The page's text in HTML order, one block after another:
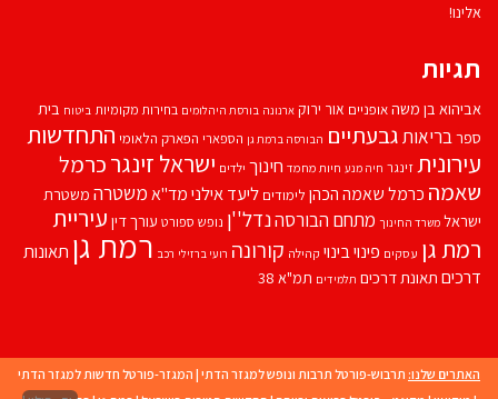
אלינו!
תגיות
אביהוא בן משהאופניים אור ירוק ארנונה בורסת היהלומים בחירות מקומיות ביטוח בית
ספרבריאותגבעתיים הבורסה ברמת גן הספארי הפארק הלאומי התחדשות
עירוניתזינגר חיה מנע חיות מחמד חינוך ילדים ישראל זינגרכרמל
שאמה כרמל שאמה הכהן לימודים ליעד אילנימד''אמשטרה משטרת
ישראל משרד החינוך מתחם הבורסהנדל''ן נופש ספורט עורך דין עיריית
רמת גן עסקים פינוי בינוי קהילה קורונה רועי ברזילי רכב רמת גן תאונות
דרכים תאונת דרכים תלמידים תמ"א 38
האתרים שלנו: תרבוש-פורטל תרבות ונופש למגזר הדתי | המגזר-פורטל חדשות למגזר הדתי